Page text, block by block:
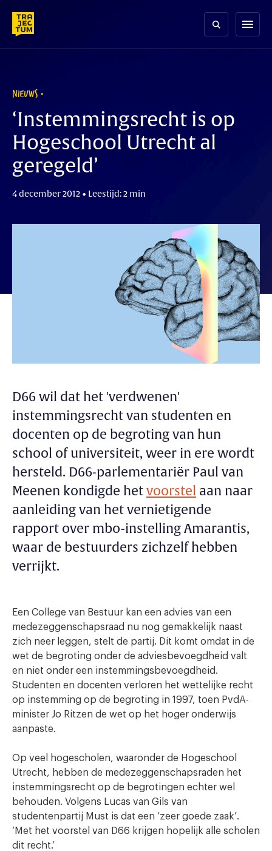
content
menu
NIEUWS
‘Instemmingsrecht is op
Hogeschool Utrecht al
geregeld’
4 december 2012 • Leestijd: 2 min
D66 wil dat het 'verdwenen'
instemmingsrecht van studenten en
docenten op de begroting van hun
school of universiteit, weer in ere wordt
hersteld. D66-parlementariër Paul van
Meenen kondigde hetvoorstel aan naar
aanleiding van het vernietigende
rapport over mbo-instelling Amarantis,
waar de bestuurders zichzelf hebben
verrijkt.
Een College van Bestuur kan een advies van een
medezeggenschapsraad nu nog gemakkelijk naast
zich neer leggen, stelt de partij. Dit komt omdat in de
wet de begroting onder de adviesbevoegdheid valt
en niet onder een instemmingsbevoegdheid.
Studenten en docenten verloren het wettelijke recht
op instemming op de begroting in 1997, toen PvdA-
minister Jo Ritzen de wet op het hoger onderwijs
aanpaste.
Op veel hogescholen, waaronder de Hogeschool
Utrecht, hebben de medezeggenschapsraden het
instemmingsrecht op de begrotingen echter wel
behouden. Volgens Lucas van Gils van
studentenpartij Must is dat een ‘zeer goede zaak’.
‘Met het voorstel van D66 krijgen hopelijk alle scholen
dit recht.’